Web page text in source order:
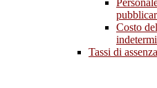
Costo
Tassi di assenza